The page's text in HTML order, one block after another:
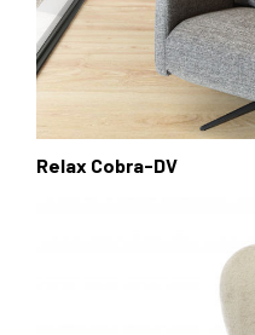
Relax Cobra-DV